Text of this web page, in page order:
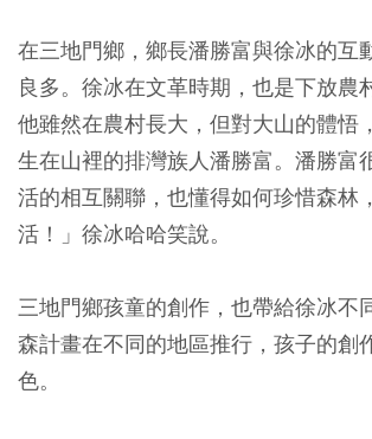
在三地門鄉，鄉長潘勝富與徐冰的互
良多。徐冰在文革時期，也是下放農
他雖然在農村長大，但對大山的體悟
生在山裡的排灣族人潘勝富。潘勝富
活的相互關聯，也懂得如何珍惜森林
活！」徐冰哈哈笑說。
三地門鄉孩童的創作，也帶給徐冰不
森計畫在不同的地區推行，孩子的創
色。